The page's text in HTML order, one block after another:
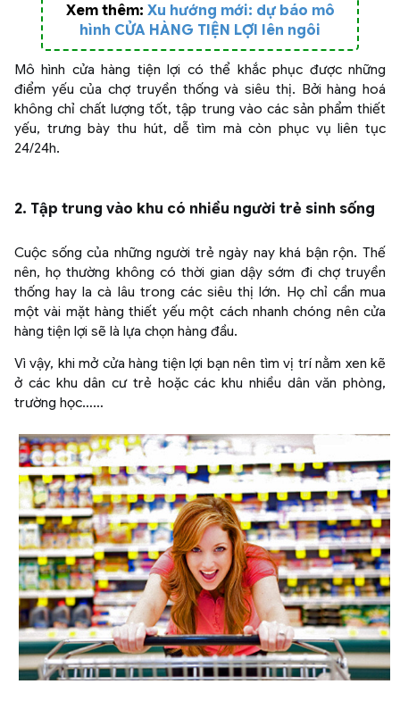
Xem thêm: Xu hướng mới: dự báo mô
hình CỬA HÀNG TIỆN LỢI lên ngôi
Mô hình cửa hàng tiện lợi có thể khắc phục được những
điểm yếu của chợ truyền thống và siêu thị. Bởi hàng hoá
không chỉ chất lượng tốt, tập trung vào các sản phẩm thiết
yếu, trưng bày thu hút, dễ tìm mà còn phục vụ liên tục
24/24h.
2. Tập trung vào khu có nhiều người trẻ sinh sống
Cuộc sống của những người trẻ ngày nay khá bận rộn. Thế
nên, họ thường không có thời gian dậy sớm đi chợ truyền
thống hay la cà lâu trong các siêu thị lớn. Họ chỉ cần mua
một vài mặt hàng thiết yếu một cách nhanh chóng nên cửa
hàng tiện lợi sẽ là lựa chọn hàng đầu.
Vì vậy, khi mở cửa hàng tiện lợi bạn nên tìm vị trí nằm xen kẽ
ở các khu dân cư trẻ hoặc các khu nhiều dân văn phòng,
trường học……